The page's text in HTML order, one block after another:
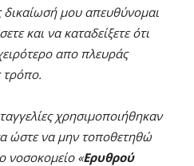
δικαίωσή μου απευθύνομαι
και να καταδείξετε ότι
απο πλευράς
τρόπο.
χρησιμοποιήθηκαν
ώστε να μην τοποθετηθώ
νοσοκομείο «Ερυθρού